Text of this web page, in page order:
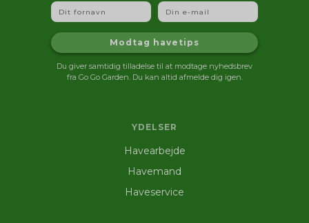
YDELSER
Havearbejde
Havemand
Haveservice
Fornavn Email
Modtag havetips
Du giver samtidig tilladelse til at modtage nyhedsbrev
fra Go Go Garden. Du kan altid afmelde dig igen.